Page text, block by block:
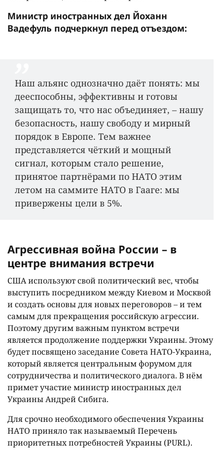
Министр иностранных дел Йоханн
Вадефуль подчеркнул перед отъездом:
Наш альянс однозначно даёт понять: мы
дееспособны, эффективны и готовы
защищать то, что нас объединяет, – нашу
безопасность, нашу свободу и мирный
порядок в Европе. Тем важнее
представляется чёткий и мощный
сигнал, которым стало решение,
принятое партнёрами по НАТО этим
летом на саммите НАТО в Гааге: мы
привержены цели в 5%.
Агрессивная война России – в
центре внимания встречи
США используют свой политический вес, чтобы
выступить посредником между Киевом и Москвой
и создать основы для новых переговоров – и тем
самым для прекращения российскую агрессии.
Поэтому другим важным пунктом встречи
является продолжение поддержки Украины. Этому
будет посвящено заседание Совета НАТО-Украина,
который является центральным форумом для
сотрудничества и политического диалога. В нём
примет участие министр иностранных дел
Украины Андрей Сибига.
Для срочно необходимого обеспечения Украины
НАТО приняло так называемый Перечень
приоритетных потребностей Украины (PURL).